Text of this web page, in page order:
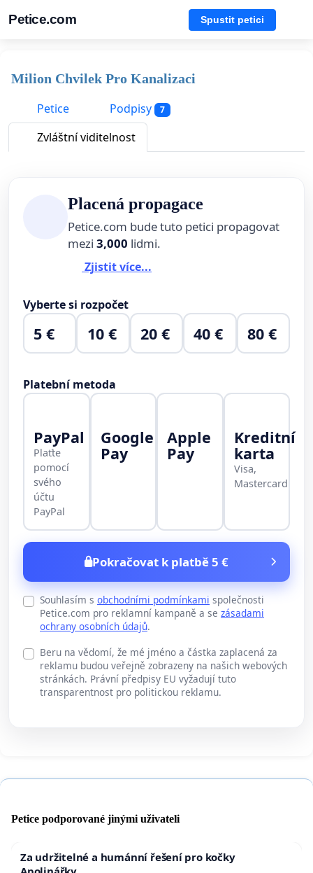
Petice.com Spustit petici
Milion Chvilek Pro Kanalizaci
Petice
Podpisy 7
Zvláštní viditelnost
Placená propagace
Petice.com bude tuto petici propagovat
mezi 3,000 lidmi.
Zjistit více...
Vyberte si rozpočet
5 € 10 € 20 € 40 € 80 €
Platební metoda
PayPal
Plaťte
pomocí
svého
účtu
PayPal
Google
Pay
Apple
Pay
Kreditní
karta
Visa,
Mastercard
Pokračovat k platbě 5 €
Souhlasím s obchodními podmínkami společnosti
Petice.com pro reklamní kampaně a se zásadami
ochrany osobních údajů.
Beru na vědomí, že mé jméno a částka zaplacená za
reklamu budou veřejně zobrazeny na našich webových
stránkách. Právní předpisy EU vyžadují tuto
transparentnost pro politickou reklamu.
Petice podporované jinými uživateli
Za udržitelné a humánní řešení pro kočky